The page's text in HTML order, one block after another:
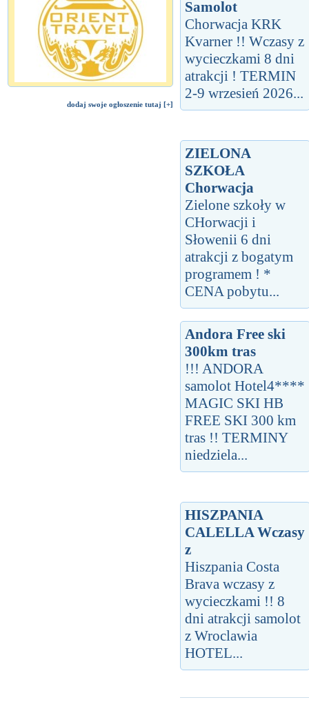
dodaj swoje ogłoszenie tutaj [+]
Samolot
Chorwacja KRK
Kvarner !! Wczasy z
wycieczkami 8 dni
atrakcji ! TERMIN
2-9 wrzesień 2026...
ZIELONA
SZKOŁA
Chorwacja
Zielone szkoły w
CHorwacji i
Słowenii 6 dni
atrakcji z bogatym
programem ! *
CENA pobytu...
Andora Free ski
300km tras
!!! ANDORA
samolot Hotel4****
MAGIC SKI HB
FREE SKI 300 km
tras !! TERMINY
niedziela...
HISZPANIA
CALELLA Wczasy
z
Hiszpania Costa
Brava wczasy z
wycieczkami !! 8
dni atrakcji samolot
z Wroclawia
HOTEL...